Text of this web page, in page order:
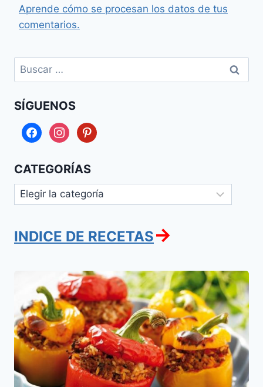
Aprende cómo se procesan los datos de tus
comentarios.
Buscar:
SÍGUENOS
facebookinstagrampinterest
CATEGORÍAS
Categorías
INDICE DE RECETAS→
Rellenos
con
Carne
y
Arroz